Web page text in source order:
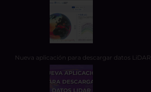
Nueva aplicación para descargar datos LiDAR